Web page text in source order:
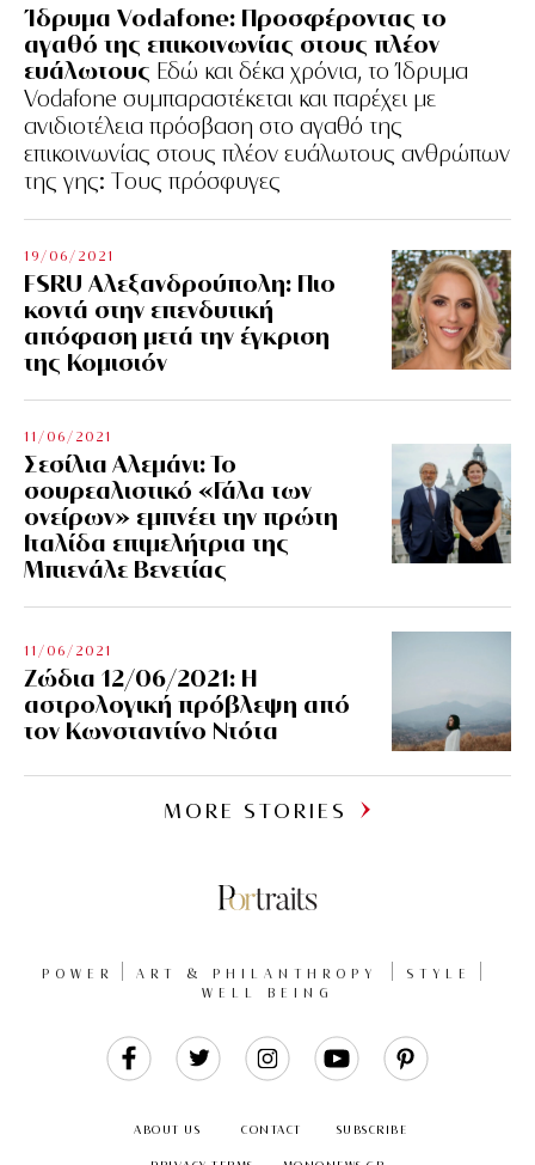
Ίδρυμα Vodafone: Προσφέροντας το
αγαθό της επικοινωνίας στους πλέον
ευάλωτους Εδώ και δέκα χρόνια, το Ίδρυμα
Vodafone συμπαραστέκεται και παρέχει με
ανιδιοτέλεια πρόσβαση στο αγαθό της
επικοινωνίας στους πλέον ευάλωτους ανθρώπων
της γης: Tους πρόσφυγες
19/06/2021
FSRU Αλεξανδρούπολη: Πιο
κοντά στην επενδυτική
απόφαση μετά την έγκριση
της Κομισιόν
11/06/2021
Σεσίλια Αλεμάνι: Το
σουρεαλιστικό «Γάλα των
ονείρων» εμπνέει την πρώτη
Ιταλίδα επιμελήτρια της
Μπιενάλε Βενετίας
11/06/2021
Ζώδια 12/06/2021: Η
αστρολογική πρόβλεψη από
τον Κωνσταντίνο Ντότα
MORE STORIES
POWER ART & PHILANTHROPY
STYLE
WELL BEING
ABOUT US CONTACT SUBSCRIBE